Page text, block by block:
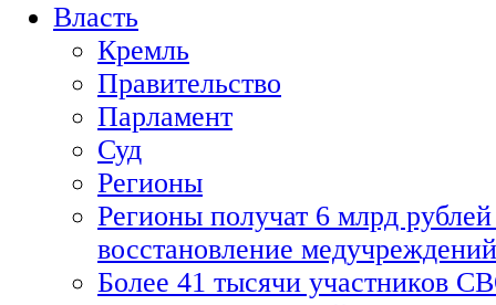
Власть
Кремль
Правительство
Парламент
Суд
Регионы
Регионы получат 6 млрд рублей
восстановление медучреждений
Более 41 тысячи участников